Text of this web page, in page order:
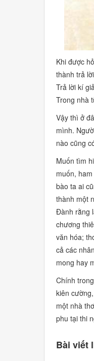
Khi được
thành trả
Trả lời kí
Trong nhà
Vậy thì ở
mình.
nào cũng
Muốn tìm
muốn,
bào ta ai
thành một
Đành rằng
chương
văn hóa;
cả các
mong hay
Chính
kiên
một nhà
phu tại thi
Bài viết